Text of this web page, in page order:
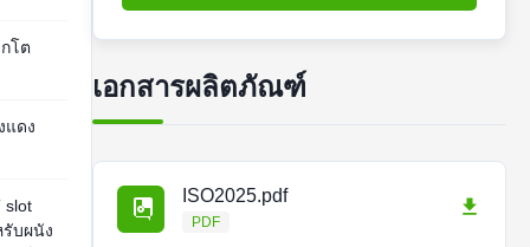
โต
แดง
slot
บผนัง
เอกสารผลิตภัณฑ์
ISO2025.pdf
PDF